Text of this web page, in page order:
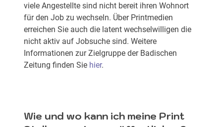
viele Angestellte sind nicht bereit ihren Wohnort
für den Job zu wechseln. Über Printmedien
erreichen Sie auch die latent wechselwilligen die
nicht aktiv auf Jobsuche sind. Weitere
Informationen zur Zielgruppe der Badischen
Zeitung finden Sie hier.
Wie und wo kann ich meine Print